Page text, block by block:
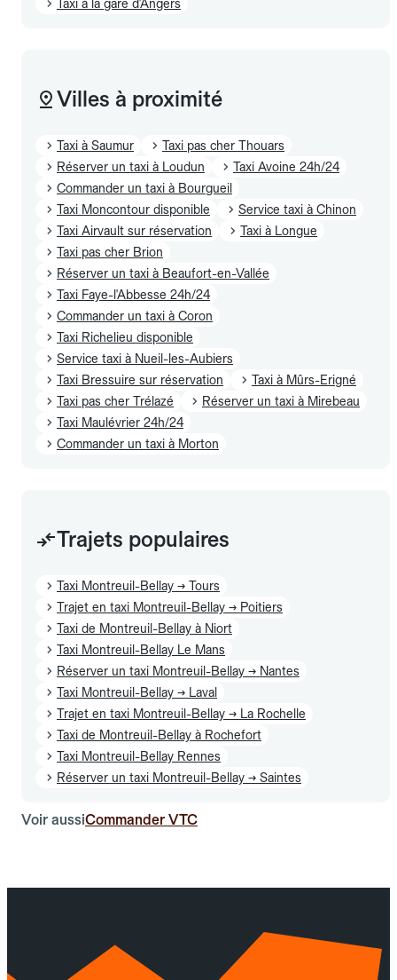
Taxi à la gare d'Angers
Villes à proximité
Taxi à Saumur
Taxi pas cher Thouars
Réserver un taxi à Loudun
Taxi Avoine 24h/24
Commander un taxi à Bourgueil
Taxi Moncontour disponible
Service taxi à Chinon
Taxi Airvault sur réservation
Taxi à Longue
Taxi pas cher Brion
Réserver un taxi à Beaufort-en-Vallée
Taxi Faye-l'Abbesse 24h/24
Commander un taxi à Coron
Taxi Richelieu disponible
Service taxi à Nueil-les-Aubiers
Taxi Bressuire sur réservation
Taxi à Mûrs-Erigné
Taxi pas cher Trélazé
Réserver un taxi à Mirebeau
Taxi Maulévrier 24h/24
Commander un taxi à Morton
Trajets populaires
Taxi Montreuil-Bellay → Tours
Trajet en taxi Montreuil-Bellay → Poitiers
Taxi de Montreuil-Bellay à Niort
Taxi Montreuil-Bellay Le Mans
Réserver un taxi Montreuil-Bellay → Nantes
Taxi Montreuil-Bellay → Laval
Trajet en taxi Montreuil-Bellay → La Rochelle
Taxi de Montreuil-Bellay à Rochefort
Taxi Montreuil-Bellay Rennes
Réserver un taxi Montreuil-Bellay → Saintes
Voir aussiCommander VTC